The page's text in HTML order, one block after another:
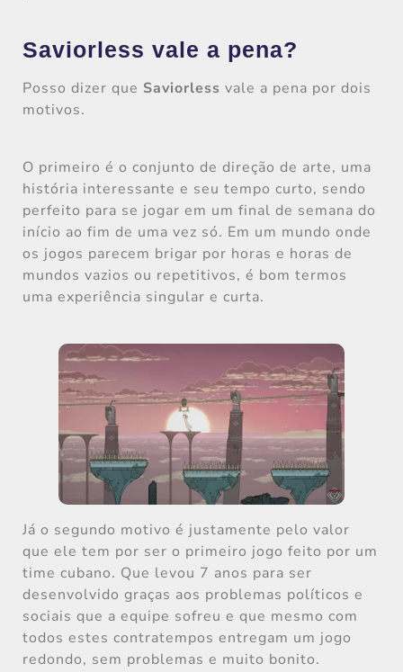
Saviorless vale a pena?
Posso dizer que Saviorless vale a pena por dois
motivos.
O primeiro é o conjunto de direção de arte, uma
história interessante e seu tempo curto, sendo
perfeito para se jogar em um final de semana do
início ao fim de uma vez só. Em um mundo onde
os jogos parecem brigar por horas e horas de
mundos vazios ou repetitivos, é bom termos
uma experiência singular e curta.
Já o segundo motivo é justamente pelo valor
que ele tem por ser o primeiro jogo feito por um
time cubano. Que levou 7 anos para ser
desenvolvido graças aos problemas políticos e
sociais que a equipe sofreu e que mesmo com
todos estes contratempos entregam um jogo
redondo, sem problemas e muito bonito.